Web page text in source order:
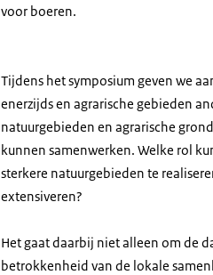
voor boeren.
Tijdens het symposium geven we
enerzijds en agrarische gebieden
natuurgebieden en agrarische
kunnen samenwerken. Welke rol
sterkere natuurgebieden te
extensiveren?
Het gaat daarbij niet alleen om de
betrokkenheid van de lokale